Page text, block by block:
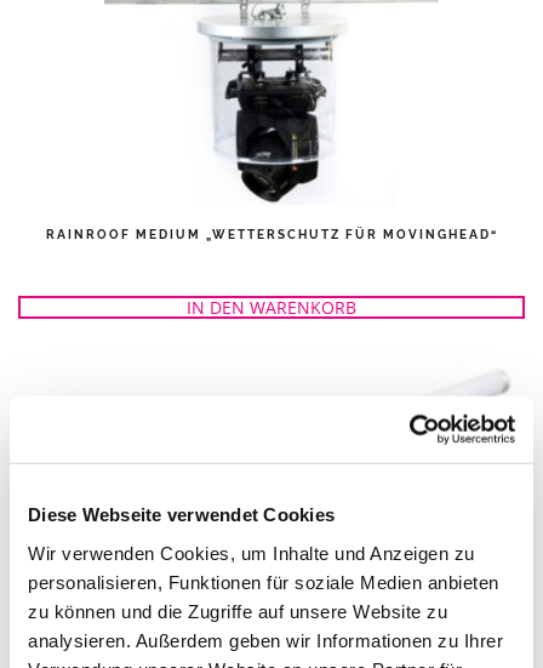
Diese Webseite verwendet Cookies
Wir verwenden Cookies, um Inhalte und Anzeigen zu
personalisieren, Funktionen für soziale Medien anbieten
zu können und die Zugriffe auf unsere Website zu
analysieren. Außerdem geben wir Informationen zu Ihrer
RAINROOF MEDIUM „WETTERSCHUTZ FÜR MOVINGHEAD“
IN DEN WARENKORB
ASTERA FP1 TITAN TUBE OUTDOOR AKKU